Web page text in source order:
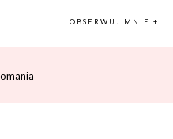
OBSERWUJ MNIE +